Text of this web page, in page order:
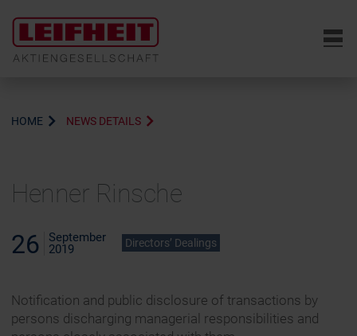
6
HOME NEWS DETAILS
Henner Rinsche
26
September
2019
Directors’ Dealings
Notification and public disclosure of transactions by
persons discharging managerial responsibilities and